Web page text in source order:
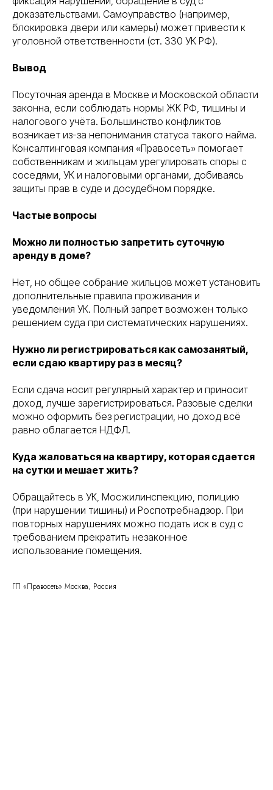
доказательствами. Самоуправство (например,
блокировка двери или камеры) может привести к
уголовной ответственности (ст. 330 УК РФ).
Вывод
Посуточная аренда в Москве и Московской области
законна, если соблюдать нормы ЖК РФ, тишины и
налогового учёта. Большинство конфликтов
возникает из-за непонимания статуса такого найма.
Консалтинговая компания «Правосеть» помогает
собственникам и жильцам урегулировать споры с
соседями, УК и налоговыми органами, добиваясь
защиты прав в суде и досудебном порядке.
Частые вопросы
Можно ли полностью запретить суточную
аренду в доме?
Нет, но общее собрание жильцов может установить
дополнительные правила проживания и
уведомления УК. Полный запрет возможен только
решением суда при систематических нарушениях.
Нужно ли регистрироваться как самозанятый,
если сдаю квартиру раз в месяц?
Если сдача носит регулярный характер и приносит
доход, лучше зарегистрироваться. Разовые сделки
можно оформить без регистрации, но доход всё
равно облагается НДФЛ.
Куда жаловаться на квартиру, которая сдается
на сутки и мешает жить?
Обращайтесь в УК, Мосжилинспекцию, полицию
(при нарушении тишины) и Роспотребнадзор. При
повторных нарушениях можно подать иск в суд с
требованием прекратить незаконное
использование помещения.
ГП «Правосеть» Москва, Россия
Консультация бесплатна
ПОМОЖЕМОПРЕДЕЛИТЬСЯ
С ВЫБОРОМУСЛУГИ
НА ПРЕДВАРИТЕЛЬНОЙ
©2026Правосеть
Басманный, пер.
Подкопаевский, д. 4 стр. 6А
Банкротство физических
и юридических лиц
Перейти
Торги и банковские
гарантии — без
рисков
Вы уже тут
Консалтинговое
сопровождение
Юридические услуги в Москве
Банкротство физических лиц в Москве